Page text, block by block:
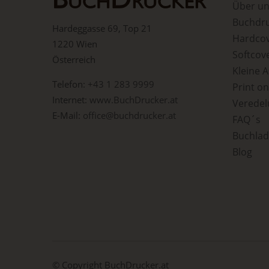
Hardeggasse 69, Top 21
1220 Wien
Österreich
Telefon: +43 1 283 9999
Internet: www.BuchDrucker.at
E-Mail: office@buchdrucker.at
Über
Kleine
Print
FAQ´s
Blog
© Copyright BuchDrucker.at
h)